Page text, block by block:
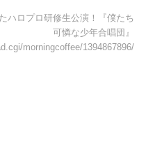
ハロプロ研修生公演！『僕たち
可憐な少年合唱団』
morningcoffee/1394867896/